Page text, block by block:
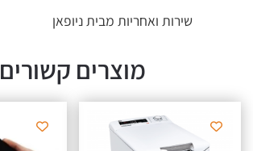
שירות ואחריות מבית ניופאן
מוצרים קשורים